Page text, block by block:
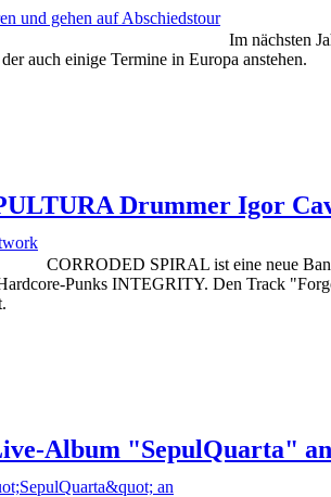
Im nächsten
auch einige Termine in Europa anstehen.
Drummer Igor
CORRODED SPIRAL ist eine neue
Punks INTEGRITY. Den Track
Album "SepulQuarta" an